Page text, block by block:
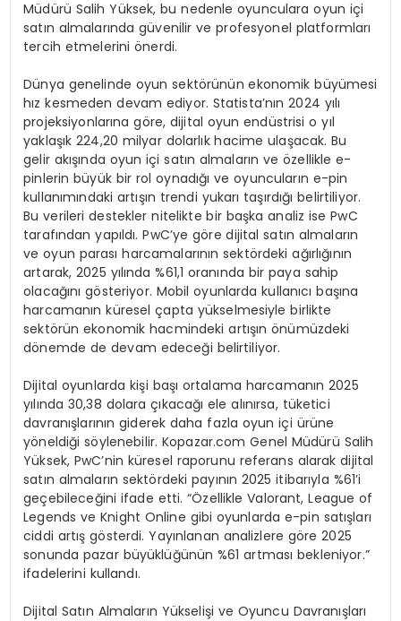
Müdürü Salih Yüksek, bu nedenle oyunculara oyun içi
satın almalarında güvenilir ve profesyonel platformları
tercih etmelerini önerdi.
Dünya genelinde oyun sektörünün ekonomik büyümesi
hız kesmeden devam ediyor. Statista’nın 2024 yılı
projeksiyonlarına göre, dijital oyun endüstrisi o yıl
yaklaşık 224,20 milyar dolarlık hacime ulaşacak. Bu
gelir akışında oyun içi satın almaların ve özellikle e-
pinlerin büyük bir rol oynadığı ve oyuncuların e-pin
kullanımındaki artışın trendi yukarı taşırdığı belirtiliyor.
Bu verileri destekler nitelikte bir başka analiz ise PwC
tarafından yapıldı. PwC’ye göre dijital satın almaların
ve oyun parası harcamalarının sektördeki ağırlığının
artarak, 2025 yılında %61,1 oranında bir paya sahip
olacağını gösteriyor. Mobil oyunlarda kullanıcı başına
harcamanın küresel çapta yükselmesiyle birlikte
sektörün ekonomik hacmindeki artışın önümüzdeki
dönemde de devam edeceği belirtiliyor.
Dijital oyunlarda kişi başı ortalama harcamanın 2025
yılında 30,38 dolara çıkacağı ele alınırsa, tüketici
davranışlarının giderek daha fazla oyun içi ürüne
yöneldiği söylenebilir. Kopazar.com Genel Müdürü Salih
Yüksek, PwC’nin küresel raporunu referans alarak dijital
satın almaların sektördeki payının 2025 itibarıyla %61’i
geçebileceğini ifade etti. “Özellikle Valorant, League of
Legends ve Knight Online gibi oyunlarda e-pin satışları
ciddi artış gösterdi. Yayınlanan analizlere göre 2025
sonunda pazar büyüklüğünün %61 artması bekleniyor.”
ifadelerini kullandı.
Dijital Satın Almaların Yükselişi ve Oyuncu Davranışları